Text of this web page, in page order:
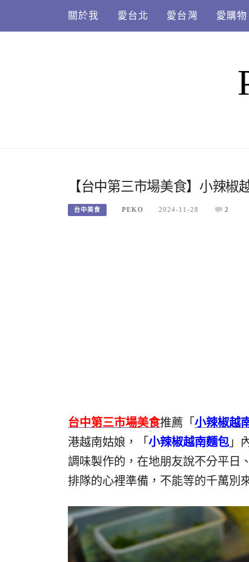
content
關於我 愛台北 愛台灣 愛購物
【台中第三市場美食】小辣椒
台中美食 PEKO 2024-11-28 2
台中第三市場美食推薦「 小辣椒越
港越南姑娘，「 小辣椒越南麵包」
調味製作的，在地朋友說不分平日
排隊的心裡準備，不能等的千萬別